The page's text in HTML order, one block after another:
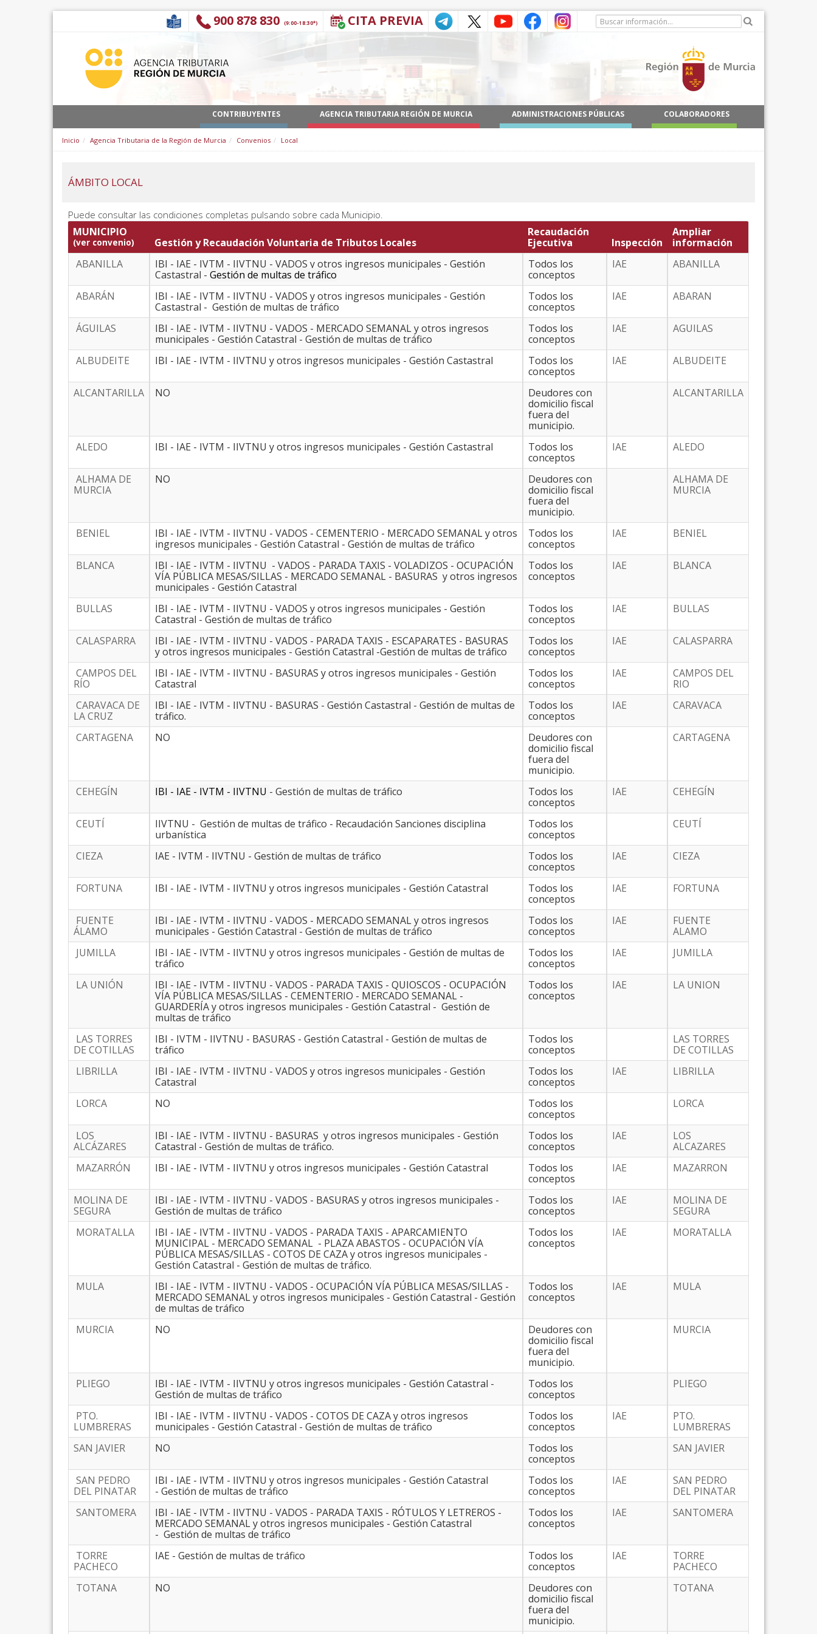
CITA PREVIA
900 878 830 (9:00-18:30*)
CONTRIBUYENTES AGENCIA TRIBUTARIA REGIÓN DE MURCIA ADMINISTRACIONES PÚBLICAS COLABORADORES
Inicio Agencia Tributaria de la Región de Murcia Convenios Local
ÁMBITO LOCAL
Puede consultar las condiciones completas pulsando sobre cada Municipio.
MUNICIPIO
(ver convenio) Gestión y Recaudación Voluntaria de Tributos Locales
Recaudación
Ejecutiva
Inspección
Ampliar
información
ABANILLA
IBI - IAE - IVTM - IIVTNU - VADOS y otros ingresos municipales - Gestión
Castastral - Gestión de multas de tráfico
Todos los
conceptos
IAE ABANILLA
ABARÁN
IBI - IAE - IVTM - IIVTNU - VADOS y otros ingresos municipales - Gestión
Castastral - Gestión de multas de tráfico
Todos los
conceptos
IAE ABARAN
ÁGUILAS
IBI - IAE - IVTM - IIVTNU - VADOS - MERCADO SEMANAL y otros ingresos
municipales - Gestión Catastral - Gestión de multas de tráfico
Todos los
conceptos
IAE AGUILAS
ALBUDEITE IBI - IAE - IVTM - IIVTNU y otros ingresos municipales - Gestión Castastral
Todos los
conceptos
IAE ALBUDEITE
ALCANTARILLA NO
Deudores con
domicilio fiscal
fuera del
municipio.
ALCANTARILLA
ALEDO IBI - IAE - IVTM - IIVTNU y otros ingresos municipales - Gestión Castastral
Todos los
conceptos
IAE ALEDO
ALHAMA DE
MURCIA
NO
Deudores con
domicilio fiscal
fuera del
municipio.
ALHAMA DE
MURCIA
BENIEL
IBI - IAE - IVTM - IIVTNU - VADOS - CEMENTERIO - MERCADO SEMANAL y otros
ingresos municipales - Gestión Catastral - Gestión de multas de tráfico
Todos los
conceptos
IAE BENIEL
BLANCA
IBI - IAE - IVTM - IIVTNU - VADOS - PARADA TAXIS - VOLADIZOS - OCUPACIÓN
VÍA PÚBLICA MESAS/SILLAS - MERCADO SEMANAL - BASURAS y otros ingresos
municipales - Gestión Catastral
Todos los
conceptos
IAE BLANCA
BULLAS
IBI - IAE - IVTM - IIVTNU - VADOS y otros ingresos municipales - Gestión
Catastral - Gestión de multas de tráfico
Todos los
conceptos
IAE BULLAS
CALASPARRA
IBI - IAE - IVTM - IIVTNU - VADOS - PARADA TAXIS - ESCAPARATES - BASURAS
y otros ingresos municipales - Gestión Catastral -Gestión de multas de tráfico
Todos los
conceptos
IAE CALASPARRA
CAMPOS DEL
RÍO
IBI - IAE - IVTM - IIVTNU - BASURAS y otros ingresos municipales - Gestión
Catastral
Todos los
conceptos
IAE
CAMPOS DEL
RIO
CARAVACA DE
LA CRUZ
IBI - IAE - IVTM - IIVTNU - BASURAS - Gestión Castastral - Gestión de multas de
tráfico.
Todos los
conceptos
IAE CARAVACA
CARTAGENA NO
Deudores con
domicilio fiscal
fuera del
municipio.
CARTAGENA
CEHEGÍN IBI - IAE - IVTM - IIVTNU - Gestión de multas de tráfico
Todos los
conceptos
IAE CEHEGÍN
CEUTÍ
IIVTNU - Gestión de multas de tráfico - Recaudación Sanciones disciplina
urbanística
Todos los
conceptos
CEUTÍ
CIEZA IAE - IVTM - IIVTNU - Gestión de multas de tráfico
Todos los
conceptos
IAE CIEZA
FORTUNA IBI - IAE - IVTM - IIVTNU y otros ingresos municipales - Gestión Catastral
Todos los
conceptos
IAE FORTUNA
FUENTE
ÁLAMO
IBI - IAE - IVTM - IIVTNU - VADOS - MERCADO SEMANAL y otros ingresos
municipales - Gestión Catastral - Gestión de multas de tráfico
Todos los
conceptos
IAE
FUENTE
ALAMO
JUMILLA
IBI - IAE - IVTM - IIVTNU y otros ingresos municipales - Gestión de multas de
tráfico
Todos los
conceptos
IAE JUMILLA
LA UNIÓN
IBI - IAE - IVTM - IIVTNU - VADOS - PARADA TAXIS - QUIOSCOS - OCUPACIÓN
VÍA PÚBLICA MESAS/SILLAS - CEMENTERIO - MERCADO SEMANAL -
GUARDERÍA y otros ingresos municipales - Gestión Catastral - Gestión de
multas de tráfico
Todos los
conceptos
IAE LA UNION
LAS TORRES
DE COTILLAS
IBI - IVTM - IIVTNU - BASURAS - Gestión Catastral - Gestión de multas de
tráfico
Todos los
conceptos
LAS TORRES
DE COTILLAS
LIBRILLA
IBI - IAE - IVTM - IIVTNU - VADOS y otros ingresos municipales - Gestión
Catastral
Todos los
conceptos
IAE LIBRILLA
LORCA NO
Todos los
conceptos
LORCA
LOS
ALCÁZARES
IBI - IAE - IVTM - IIVTNU - BASURAS y otros ingresos municipales - Gestión
Catastral - Gestión de multas de tráfico.
Todos los
conceptos
IAE
LOS
ALCAZARES
MAZARRÓN
IBI - IAE - IVTM - IIVTNU y otros ingresos municipales - Gestión Catastral
Todos los
conceptos
IAE MAZARRON
MOLINA DE
SEGURA
IBI - IAE - IVTM - IIVTNU - VADOS - BASURAS y otros ingresos municipales -
Gestión de multas de tráfico
Todos los
conceptos
IAE
MOLINA DE
SEGURA
MORATALLA
IBI - IAE - IVTM - IIVTNU - VADOS - PARADA TAXIS - APARCAMIENTO
MUNICIPAL - MERCADO SEMANAL - PLAZA ABASTOS - OCUPACIÓN VÍA
PÚBLICA MESAS/SILLAS - COTOS DE CAZA y otros ingresos municipales -
Gestión Catastral - Gestión de multas de tráfico.
Todos los
conceptos
IAE MORATALLA
MULA
IBI - IAE - IVTM - IIVTNU - VADOS - OCUPACIÓN VÍA PÚBLICA MESAS/SILLAS -
MERCADO SEMANAL y otros ingresos municipales - Gestión Catastral - Gestión
de multas de tráfico
Todos los
conceptos
IAE MULA
MURCIA NO
Deudores con
domicilio fiscal
fuera del
municipio.
MURCIA
PLIEGO
IBI - IAE - IVTM - IIVTNU y otros ingresos municipales - Gestión Catastral -
Gestión de multas de tráfico
Todos los
conceptos
PLIEGO
PTO.
LUMBRERAS
IBI - IAE - IVTM - IIVTNU - VADOS - COTOS DE CAZA y otros ingresos
municipales - Gestión Catastral - Gestión de multas de tráfico
Todos los
conceptos
IAE
PTO.
LUMBRERAS
SAN JAVIER
NO
Todos los
conceptos
SAN JAVIER
SAN PEDRO
DEL PINATAR
IBI - IAE - IVTM - IIVTNU y otros ingresos municipales - Gestión Catastral
- Gestión de multas de tráfico
Todos los
conceptos
IAE
SAN PEDRO
DEL PINATAR
SANTOMERA
IBI - IAE - IVTM - IIVTNU - VADOS - PARADA TAXIS - RÓTULOS Y LETREROS -
MERCADO SEMANAL y otros ingresos municipales - Gestión Catastral
- Gestión de multas de tráfico
Todos los
conceptos
IAE SANTOMERA
TORRE
PACHECO
IAE - Gestión de multas de tráfico
Todos los
conceptos
IAE
TORRE
PACHECO
TOTANA
NO
Deudores con
domicilio fiscal
fuera del
municipio.
TOTANA